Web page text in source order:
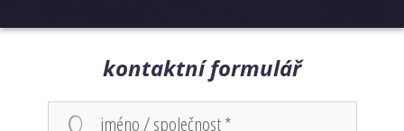
kontaktní formulář